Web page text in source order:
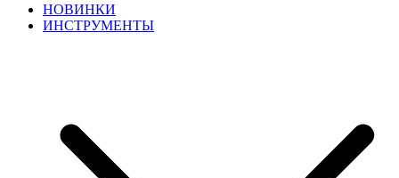
НОВИНКИ
ИНСТРУМЕНТЫ